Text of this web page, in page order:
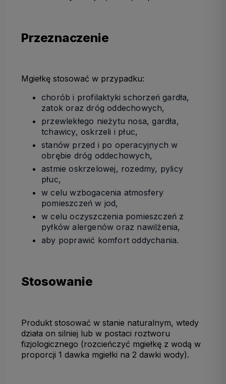
Przeznaczenie
Mgiełkę stosować w przypadku:
chorób i profilaktyki schorzeń gardła,
zatok oraz dróg oddechowych,
przewlekłego nieżytu nosa, gardła,
tchawicy, oskrzeli i płuc,
stanów przed i po operacyjnych w
obrębie dróg oddechowych,
astmie oskrzelowej, rozedmy, pylicy
płuc,
w celu wzbogacenia atmosfery
pomieszczeń w jod,
w celu oczyszczenia pomieszczeń z
pyłków alergenów oraz nawilżenia,
aby poprawić komfort oddychania.
Stosowanie
Produkt stosować w stanie naturalnym, wtedy
działa on silniej lub w postaci roztworu
fizjologicznego (rozcieńczyć mgiełkę z wodą w
proporcji 1 dawka mgiełki na 2 dawki wody).